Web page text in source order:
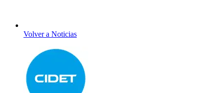
Volver a Noticias